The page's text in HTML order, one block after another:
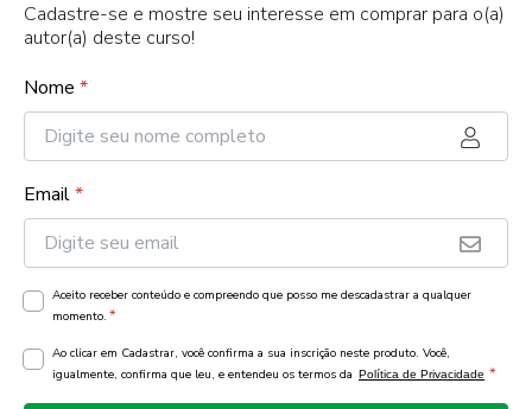
Cadastre-se e mostre seu interesse em comprar para o(a)
autor(a) deste curso!
Nome *
Email*
Aceito receber conteúdo e compreendo que posso me descadastrar a qualquer
momento. *
Ao clicar em Cadastrar, você confirma a sua inscrição neste produto. Você,
igualmente, confirma que leu, e entendeu os termos da Política de Privacidade *